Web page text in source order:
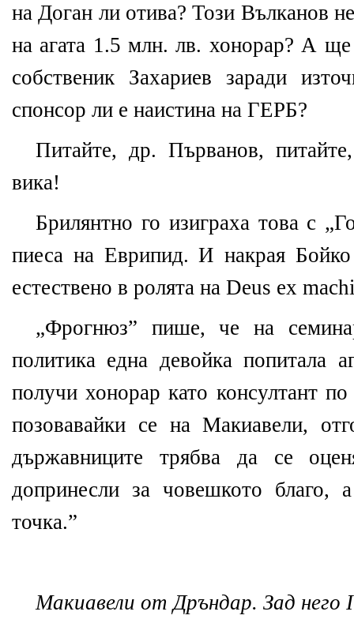
на Доган ли отива? Този Вълканов
на агата 1.5 млн. лв. хонорар? А ще
собственик Захариев заради
спонсор ли е наистина на ГЕРБ?
Питайте, др. Първанов,
вика!
Брилянтно го изиграха това с
пиеса на Еврипид. И накрая
естествено в ролята на Deus ex
„Фрогнюз” пише, че на
политика една девойка попитала
получи хонорар като консултант
позовавайки се на Макиавели,
държавниците трябва да се
допринесли за човешкото благо,
точка.”
Макиавели от Дръндар. Зад него